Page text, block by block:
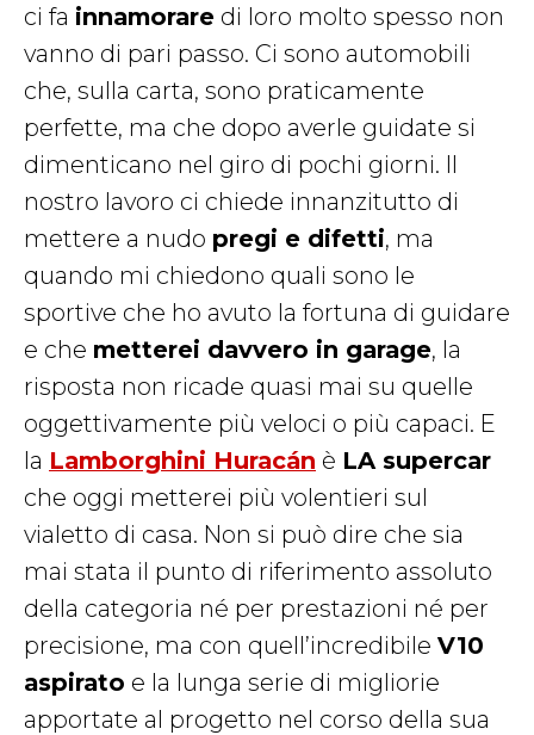
ci fa innamorare di loro molto spesso non
vanno di pari passo. Ci sono automobili
che, sulla carta, sono praticamente
perfette, ma che dopo averle guidate si
dimenticano nel giro di pochi giorni. Il
nostro lavoro ci chiede innanzitutto di
mettere a nudo pregi e difetti, ma
quando mi chiedono quali sono le
sportive che ho avuto la fortuna di guidare
e che metterei davvero in garage, la
risposta non ricade quasi mai su quelle
oggettivamente più veloci o più capaci. E
la Lamborghini Huracán è LA supercar
che oggi metterei più volentieri sul
vialetto di casa. Non si può dire che sia
mai stata il punto di riferimento assoluto
della categoria né per prestazioni né per
precisione, ma con quell’incredibile V10
aspirato e la lunga serie di migliorie
apportate al progetto nel corso della sua